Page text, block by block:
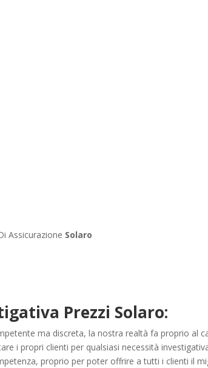
Assicurazione Solaro
Prezzi Solaro:
ma discreta, la nostra realtà fa proprio al
i propri clienti per qualsiasi necessità
proprio per poter offrire a tutti i clienti il